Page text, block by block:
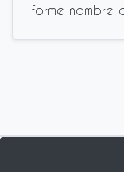
formé nombre